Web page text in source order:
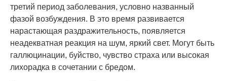
третий период заболевания, условно названный
фазой возбуждения. В это время развивается
нарастающая раздражительность, появляется
неадекватная реакция на шум, яркий свет. Могут быть
галлюцинации, буйство, чувство страха или высокая
лихорадка в сочетании с бредом.